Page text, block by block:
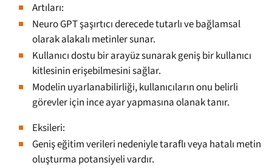
Artıları:
Neuro GPT şaşırtıcı derecede tutarlı ve bağlamsal
olarak alakalı metinler sunar.
Kullanıcı dostu bir arayüz sunarak geniş bir kullanıcı
kitlesinin erişebilmesini sağlar.
Modelin uyarlanabilirliği, kullanıcıların onu belirli
görevler için ince ayar yapmasına olanak tanır.
Eksileri:
Geniş eğitim verileri nedeniyle taraflı veya hatalı metin
oluşturma potansiyeli vardır.